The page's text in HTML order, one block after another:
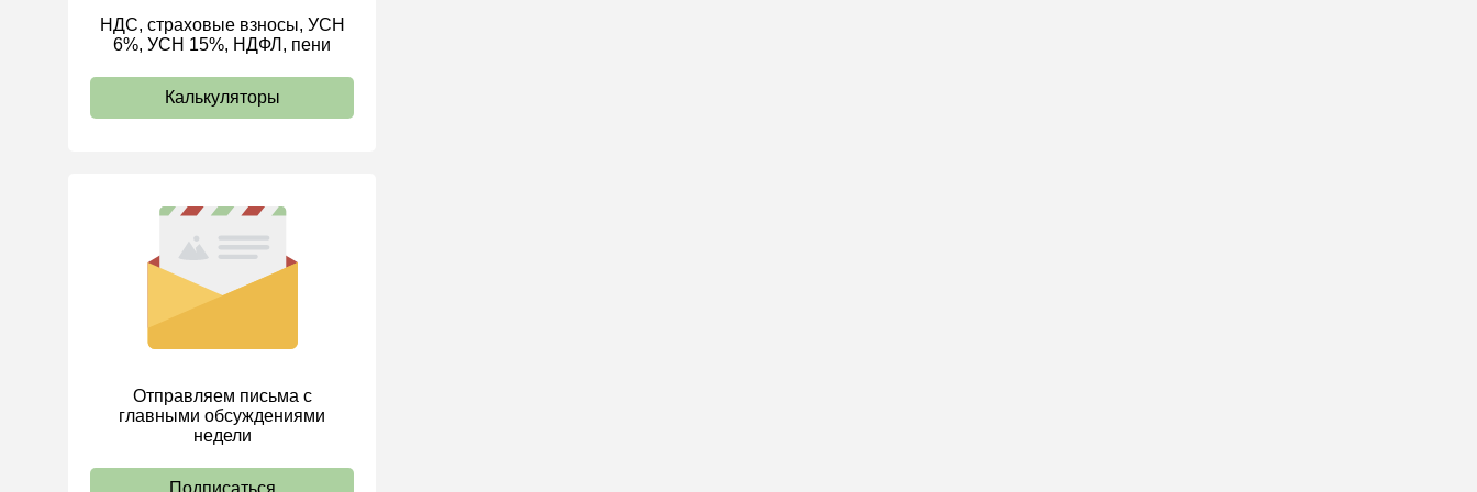
ИП
НДС, страховые взносы, УСН
6%, УСН 15%, НДФЛ, пени
Калькуляторы
Отправляем письма с
главными обсуждениями
недели
Подписаться